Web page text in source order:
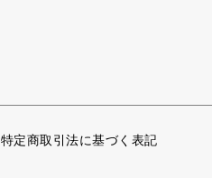
特定商取引法に基づく表記